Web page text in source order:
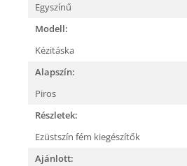
Egyszínű
Modell:
Kézitáska
Alapszín:
Piros
Részletek:
Ezüstszín fém kiegészítők
Ajánlott: